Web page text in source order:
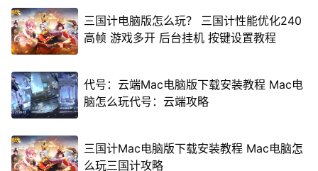
三国计电脑版怎么玩？ 三国计性能优化240
高帧 游戏多开 后台挂机 按键设置教程
代号：云端Mac电脑版下载安装教程 Mac电
脑怎么玩代号：云端攻略
三国计Mac电脑版下载安装教程 Mac电脑怎
么玩三国计攻略